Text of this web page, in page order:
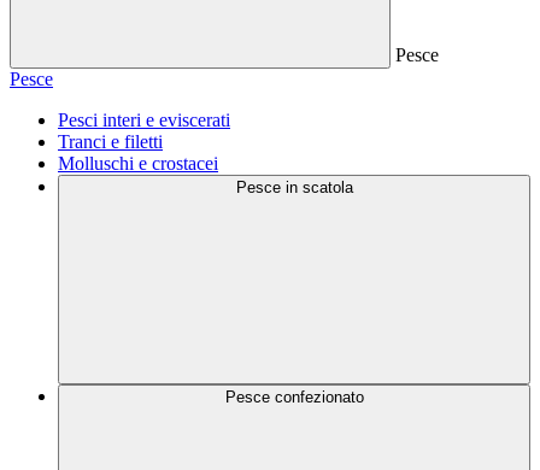
Pesce
Pesce
Pesci interi e eviscerati
Tranci e filetti
Molluschi e crostacei
Pesce in scatola
Pesce confezionato